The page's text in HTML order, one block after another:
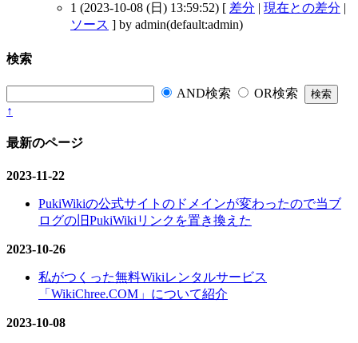
1 (2023-10-08 (日) 13:59:52) [ 差分 | 現在との差分 |
ソース ] by admin(default:admin)
検索
AND検索
OR検索
↑
最新のページ
2023-11-22
PukiWikiの公式サイトのドメインが変わったので当ブ
ログの旧PukiWikiリンクを置き換えた
2023-10-26
私がつくった無料Wikiレンタルサービス
「WikiChree.COM」について紹介
2023-10-08